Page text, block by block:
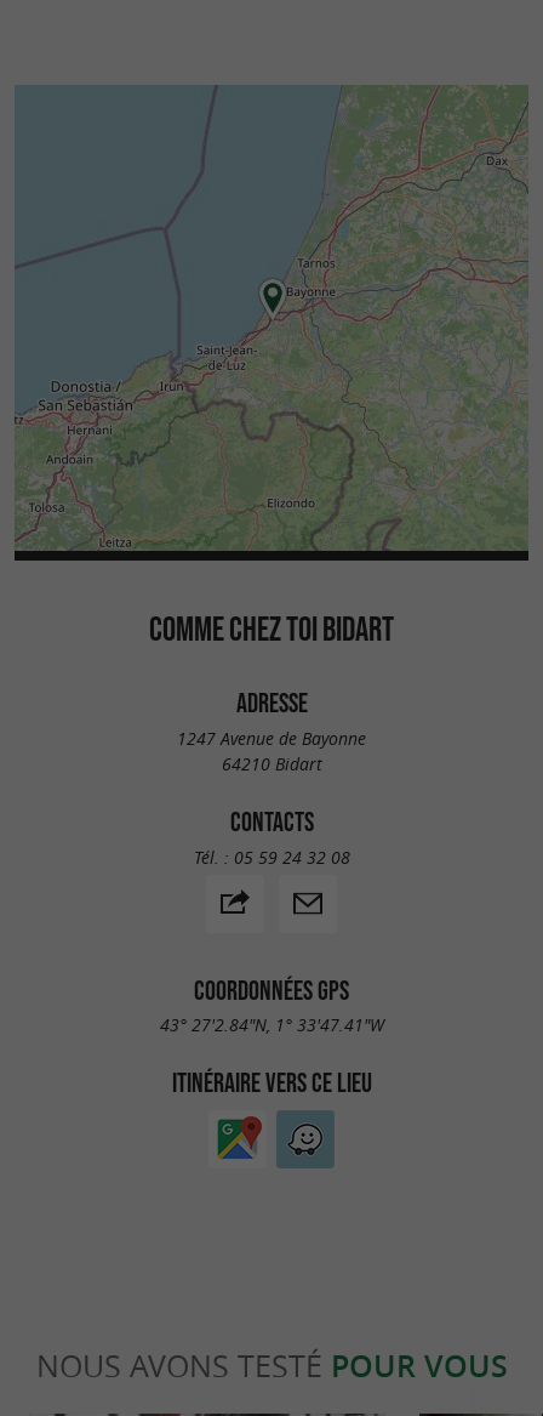
COMME CHEZ TOI BIDART
ADRESSE
1247 Avenue de Bayonne
64210 Bidart
CONTACTS
Tél. : 05 59 24 32 08
COORDONNÉES GPS
43° 27'2.84"N, 1° 33'47.41"W
ITINÉRAIRE VERS CE LIEU
NOUS AVONS TESTÉ POUR VOUS